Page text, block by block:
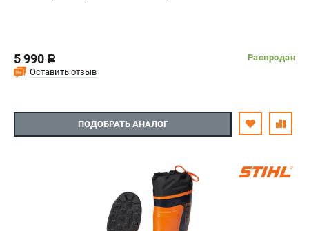
5 990 c
Распродан
Оставить отзыв
ПОДОБРАТЬ АНАЛОГ